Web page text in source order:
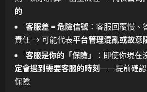
的
客服差 = 危險信號 ：客服回覆慢
責任 → 可能代表平台管理混亂或故意
客服是你的「保險」
：即使你現在
定會遇到需要客服的時刻——提前確認
保險